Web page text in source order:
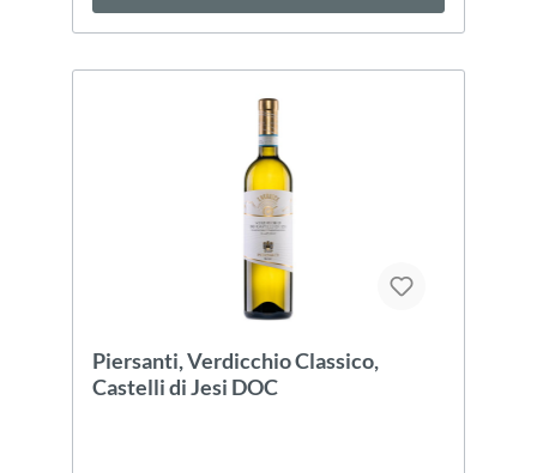
Piersanti, Verdicchio Classico,
Castelli di Jesi DOC